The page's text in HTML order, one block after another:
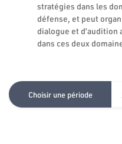
stratégies dans les
défense, et peut
dialogue et d’audition
dans ces deux
Choisir une période